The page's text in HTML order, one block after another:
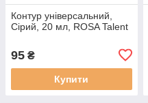
Контур універсальний,
Сірий, 20 мл, ROSA Talent
95 ₴
Купити